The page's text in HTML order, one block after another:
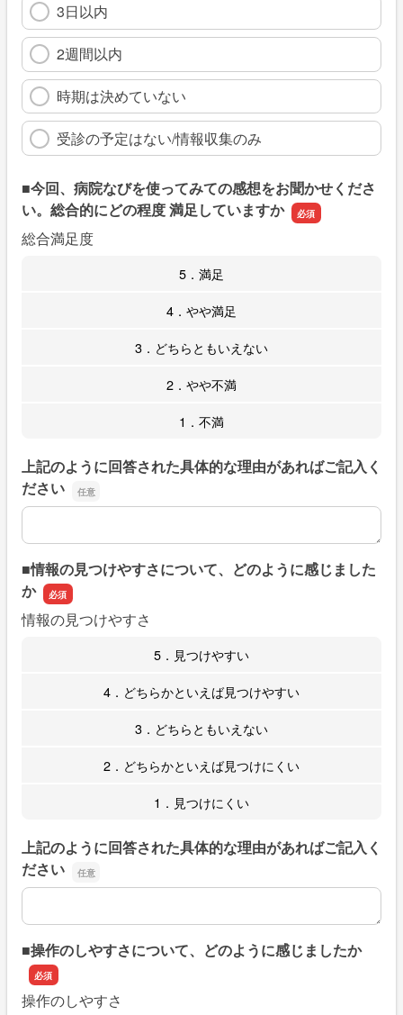
3日以内
2週間以内
時期は決めていない
受診の予定はない/情報収集のみ
■今回、病院なびを使ってみての感想をお聞かせくださ
い。総合的にどの程度 満足していますか
総合満足度
5．満足
4．やや満足
3．どちらともいえない
2．やや不満
1．不満
上記のように回答された具体的な理由があればご記入く
ださい
上記のように回答された具体的な理由があればご記入くだ
■情報の見つけやすさについて、どのように感じました
か
情報の見つけやすさ
5．見つけやすい
4．どちらかといえば見つけやすい
3．どちらともいえない
2．どちらかといえば見つけにくい
1．見つけにくい
上記のように回答された具体的な理由があればご記入く
ださい
上記のように回答された具体的な理由があればご記入くだ
■操作のしやすさについて、どのように感じましたか
操作のしやすさ